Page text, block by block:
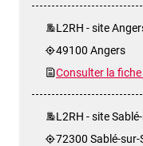
L2RH - site
49100 Angers
Consulter la
L2RH - site
72300 Sablé-sur-